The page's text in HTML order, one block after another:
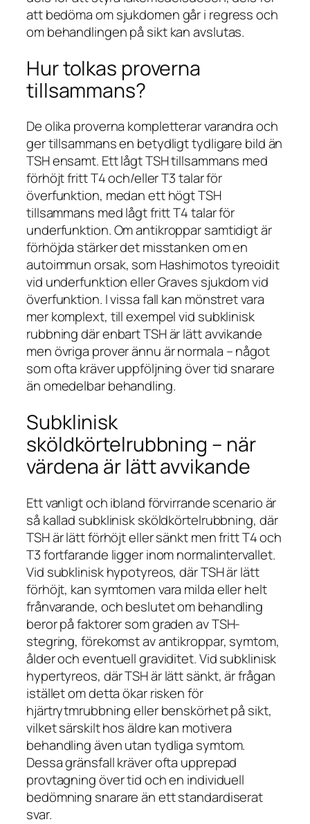
att bedöma om sjukdomen går i regress och
om behandlingen på sikt kan avslutas.
Hur tolkas proverna
tillsammans?
De olika proverna kompletterar varandra och
ger tillsammans en betydligt tydligare bild än
TSH ensamt. Ett lågt TSH tillsammans med
förhöjt fritt T4 och/eller T3 talar för
överfunktion, medan ett högt TSH
tillsammans med lågt fritt T4 talar för
underfunktion. Om antikroppar samtidigt är
förhöjda stärker det misstanken om en
autoimmun orsak, som Hashimotos tyreoidit
vid underfunktion eller Graves sjukdom vid
överfunktion. I vissa fall kan mönstret vara
mer komplext, till exempel vid subklinisk
rubbning där enbart TSH är lätt avvikande
men övriga prover ännu är normala – något
som ofta kräver uppföljning över tid snarare
än omedelbar behandling.
Subklinisk
sköldkörtelrubbning – när
värdena är lätt avvikande
Ett vanligt och ibland förvirrande scenario är
så kallad subklinisk sköldkörtelrubbning, där
TSH är lätt förhöjt eller sänkt men fritt T4 och
T3 fortfarande ligger inom normalintervallet.
Vid subklinisk hypotyreos, där TSH är lätt
förhöjt, kan symtomen vara milda eller helt
frånvarande, och beslutet om behandling
beror på faktorer som graden av TSH-
stegring, förekomst av antikroppar, symtom,
ålder och eventuell graviditet. Vid subklinisk
hypertyreos, där TSH är lätt sänkt, är frågan
istället om detta ökar risken för
hjärtrytmrubbning eller benskörhet på sikt,
vilket särskilt hos äldre kan motivera
behandling även utan tydliga symtom.
Dessa gränsfall kräver ofta upprepad
provtagning över tid och en individuell
bedömning snarare än ett standardiserat
svar.